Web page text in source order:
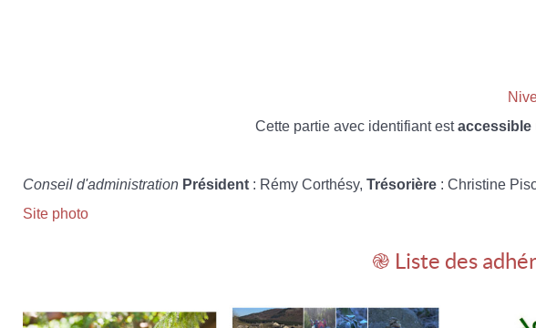
Cette partie avec identifiant estaccessible
Conseil d'administration Président : Rémy Corthésy, Trésorière : Christine
Site photo
֎ Liste des